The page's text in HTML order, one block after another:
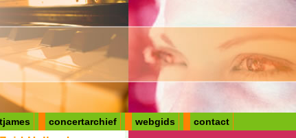
concertarchief webgids contact